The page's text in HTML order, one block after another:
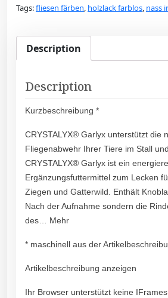
Tags:fliesen färben, holzlack farblos, nass
Description
Description
Kurzbeschreibung *
CRYSTALYX® Garlyx unterstützt die
Fliegenabwehr Ihrer Tiere im Stall
CRYSTALYX® Garlyx ist ein
Ergänzungsfuttermittel zum Lecken
Ziegen und Gatterwild. Enthält
Nach der Aufnahme sondern die
des… Mehr
* maschinell aus der
Artikelbeschreibung anzeigen
Ihr Browser unterstützt keine